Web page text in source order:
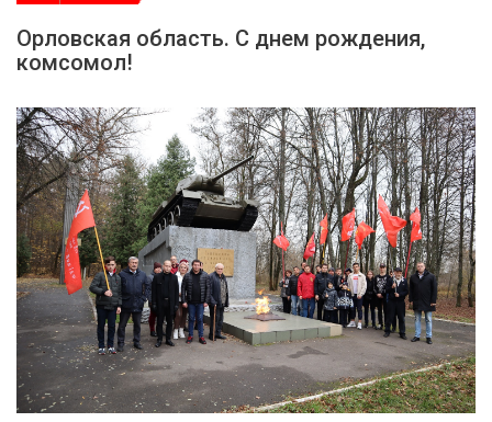
Орловская область. С днем рождения,
комсомол!